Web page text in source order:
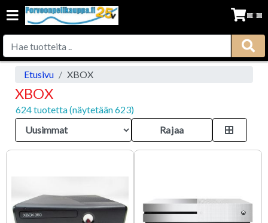
Etusivu XBOX
XBOX
624 tuotetta (näytetään 623)
Rajaa